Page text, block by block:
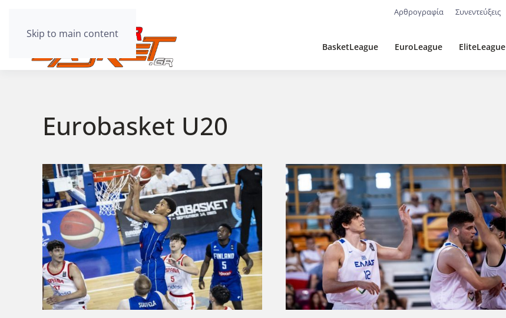
Skip to main content
Αρθρογραφία Συνεντεύξεις
BasketLeague EuroLeague EliteLeague
Eurobasket U20